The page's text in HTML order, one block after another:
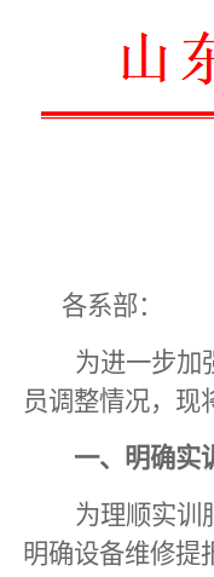
各系部：
为进一步加
员调整情况，现
一、 明确实
为理顺实训
明确设备维修提